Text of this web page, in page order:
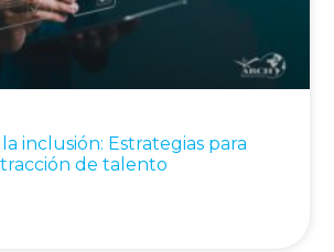
inclusión: Estrategias para
de talento